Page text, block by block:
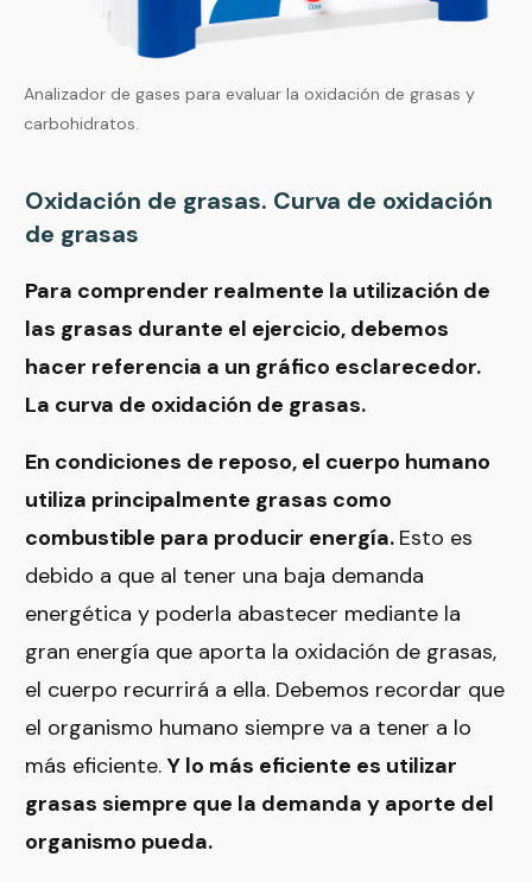
Analizador de gases para evaluar la oxidación de grasas y
carbohidratos.
Oxidación de grasas. Curva de oxidación
de grasas
Para comprender realmente la utilización de
las grasas durante el ejercicio, debemos
hacer referencia a un gráfico esclarecedor.
La curva de oxidación de grasas.
En condiciones de reposo, el cuerpo humano
utiliza principalmente grasas como
combustible para producir energía. Esto es
debido a que al tener una baja demanda
energética y poderla abastecer mediante la
gran energía que aporta la oxidación de grasas,
el cuerpo recurrirá a ella. Debemos recordar que
el organismo humano siempre va a tener a lo
más eficiente. Y lo más eficiente es utilizar
grasas siempre que la demanda y aporte del
organismo pueda.